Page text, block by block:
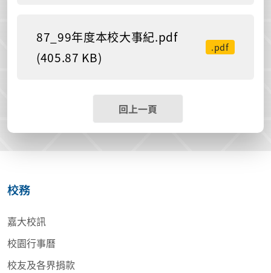
87_99年度本校大事紀.pdf
(405.87 KB)
.pdf
回上一頁
校務
嘉大校訊
校園行事曆
校友及各界捐款